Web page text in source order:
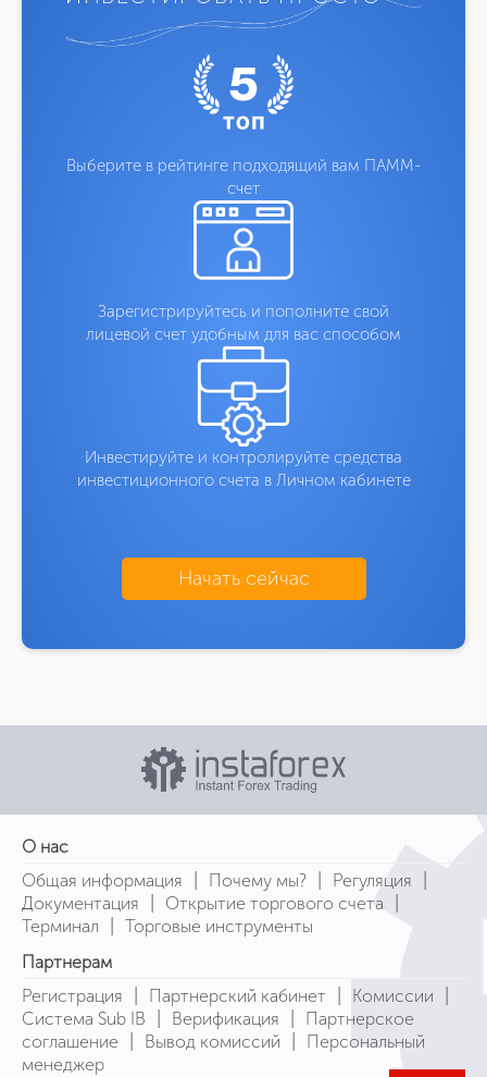
Выберите в рейтинге подходящий вам ПАММ-
счет
Зарегистрируйтесь и пополните свой
лицевой счет удобным для вас способом
Инвестируйте и контролируйте средства
инвестиционного счета в Личном кабинете
Начать сейчас
О нас
Общая информация
Почему мы? Регуляция
Документация Открытие торгового счета
Терминал
Торговые инструменты
Партнерам
Регистрация
Партнерский кабинет Комиссии
Система Sub IB Верификация
Партнерское
соглашение
Вывод комиссий
Персональный
менеджер